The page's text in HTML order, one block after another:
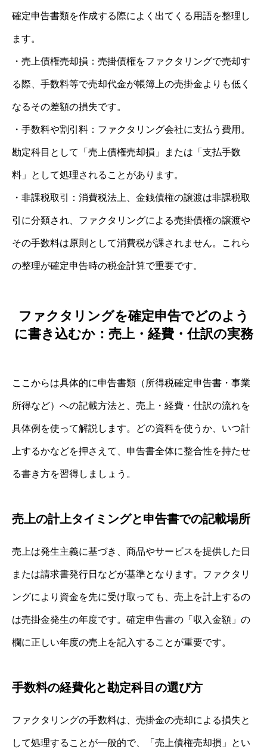
確定申告書類を作成する際によく出てくる用語を整理し
ます。
・売上債権売却損：売掛債権をファクタリングで売却す
る際、手数料等で売却代金が帳簿上の売掛金よりも低く
なるその差額の損失です。
・手数料や割引料：ファクタリング会社に支払う費用。
勘定科目として「売上債権売却損」または「支払手数
料」として処理されることがあります。
・非課税取引：消費税法上、金銭債権の譲渡は非課税取
引に分類され、ファクタリングによる売掛債権の譲渡や
その手数料は原則として消費税が課されません。これら
の整理が確定申告時の税金計算で重要です。
ファクタリングを確定申告でどのよう
に書き込むか：売上・経費・仕訳の実務
ここからは具体的に申告書類（所得税確定申告書・事業
所得など）への記載方法と、売上・経費・仕訳の流れを
具体例を使って解説します。どの資料を使うか、いつ計
上するかなどを押さえて、申告書全体に整合性を持たせ
る書き方を習得しましょう。
売上の計上タイミングと申告書での記載場所
売上は発生主義に基づき、商品やサービスを提供した日
または請求書発行日などが基準となります。ファクタリ
ングにより資金を先に受け取っても、売上を計上するの
は売掛金発生の年度です。確定申告書の「収入金額」の
欄に正しい年度の売上を記入することが重要です。
手数料の経費化と勘定科目の選び方
ファクタリングの手数料は、売掛金の売却による損失と
して処理することが一般的で、「売上債権売却損」とい